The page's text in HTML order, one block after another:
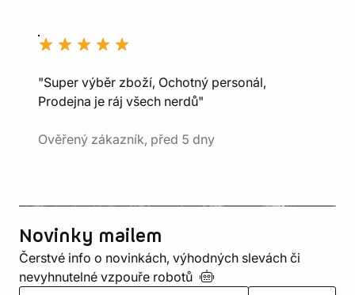
"Super výběr zboží, Ochotný personál,
Prodejna je ráj všech nerdů"
Ověřený zákazník, před 5 dny
Novinky mailem
Čerstvé info o novinkách, výhodných slevách či
nevyhnutelné vzpouře robotů